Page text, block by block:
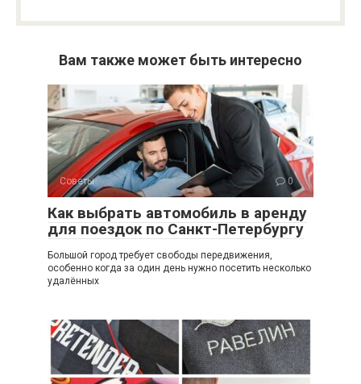
Вам также может быть интересно
Советы 0
Как выбрать автомобиль в аренду
для поездок по Санкт-Петербургу
Большой город требует свободы передвижения,
особенно когда за один день нужно посетить несколько
удалённых